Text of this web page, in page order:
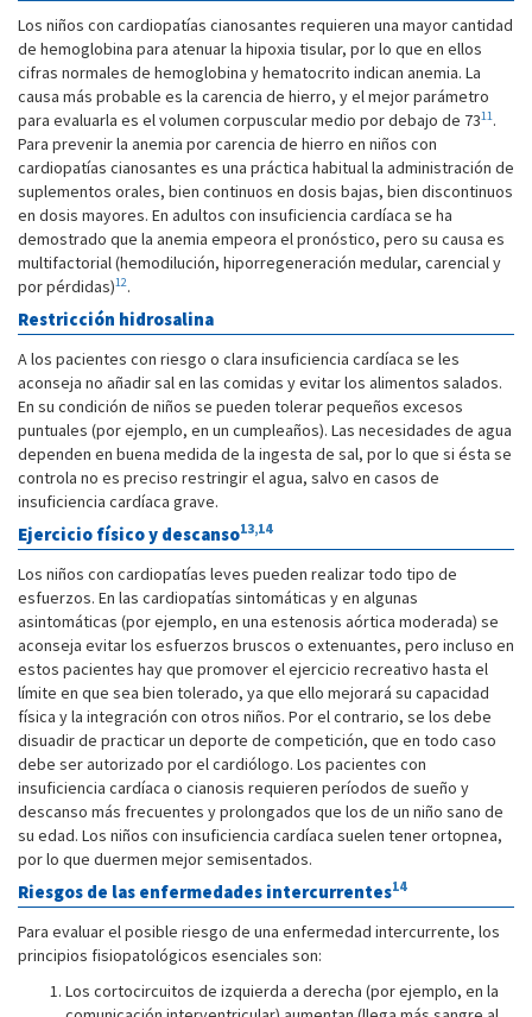
Los niños con cardiopatías cianosantes requieren una mayor cantidad
de hemoglobina para atenuar la hipoxia tisular, por lo que en ellos
cifras normales de hemoglobina y hematocrito indican anemia. La
causa más probable es la carencia de hierro, y el mejor parámetro
para evaluarla es el volumen corpuscular medio por debajo de 7311 .
Para prevenir la anemia por carencia de hierro en niños con
cardiopatías cianosantes es una práctica habitual la administración de
suplementos orales, bien continuos en dosis bajas, bien discontinuos
en dosis mayores. En adultos con insuficiencia cardíaca se ha
demostrado que la anemia empeora el pronóstico, pero su causa es
multifactorial (hemodilución, hiporregeneración medular, carencial y
por pérdidas)12.
Restricción hidrosalina
A los pacientes con riesgo o clara insuficiencia cardíaca se les
aconseja no añadir sal en las comidas y evitar los alimentos salados.
En su condición de niños se pueden tolerar pequeños excesos
puntuales (por ejemplo, en un cumpleaños). Las necesidades de agua
dependen en buena medida de la ingesta de sal, por lo que si ésta se
controla no es preciso restringir el agua, salvo en casos de
insuficiencia cardíaca grave.
Ejercicio físico y descanso13,14
Los niños con cardiopatías leves pueden realizar todo tipo de
esfuerzos. En las cardiopatías sintomáticas y en algunas
asintomáticas (por ejemplo, en una estenosis aórtica moderada) se
aconseja evitar los esfuerzos bruscos o extenuantes, pero incluso en
estos pacientes hay que promover el ejercicio recreativo hasta el
límite en que sea bien tolerado, ya que ello mejorará su capacidad
física y la integración con otros niños. Por el contrario, se los debe
disuadir de practicar un deporte de competición, que en todo caso
debe ser autorizado por el cardiólogo. Los pacientes con
insuficiencia cardíaca o cianosis requieren períodos de sueño y
descanso más frecuentes y prolongados que los de un niño sano de
su edad. Los niños con insuficiencia cardíaca suelen tener ortopnea,
por lo que duermen mejor semisentados.
Riesgos de las enfermedades intercurrentes14
Para evaluar el posible riesgo de una enfermedad intercurrente, los
principios fisiopatológicos esenciales son:
Los cortocircuitos de izquierda a derecha (por ejemplo, en la